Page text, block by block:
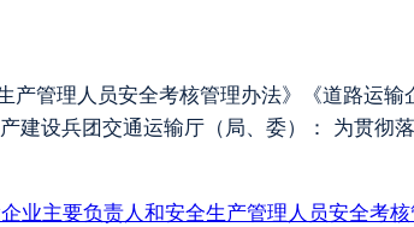
管理人员安全考核管理办法》《道路运
建设兵团交通运输厅（局、委）： 为贯彻
业主要负责人和安全生产管理人员安全考